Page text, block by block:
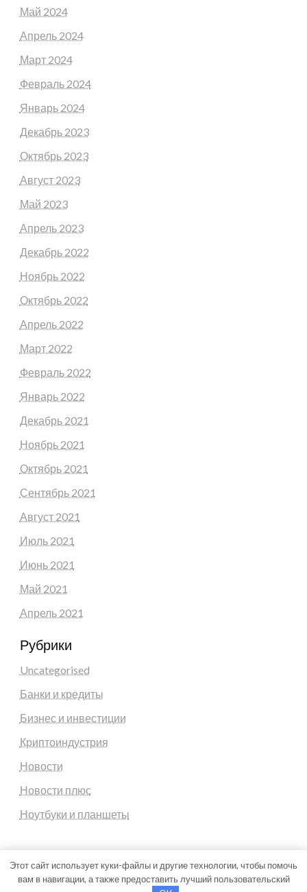
Май 2024
Апрель 2024
Март 2024
Февраль 2024
Январь 2024
Декабрь 2023
Октябрь 2023
Август 2023
Май 2023
Апрель 2023
Декабрь 2022
Ноябрь 2022
Октябрь 2022
Апрель 2022
Март 2022
Февраль 2022
Январь 2022
Декабрь 2021
Ноябрь 2021
Октябрь 2021
Сентябрь 2021
Август 2021
Июль 2021
Июнь 2021
Май 2021
Апрель 2021
Рубрики
Uncategorised
Банки и кредиты
Бизнес и инвестиции
Криптоиндустрия
Новости
Новости плюс
Ноутбуки и планшеты
Этот сайт использует куки-файлы и другие технологии, чтобы помочь
вам в навигации, а также предоставить лучший пользовательский